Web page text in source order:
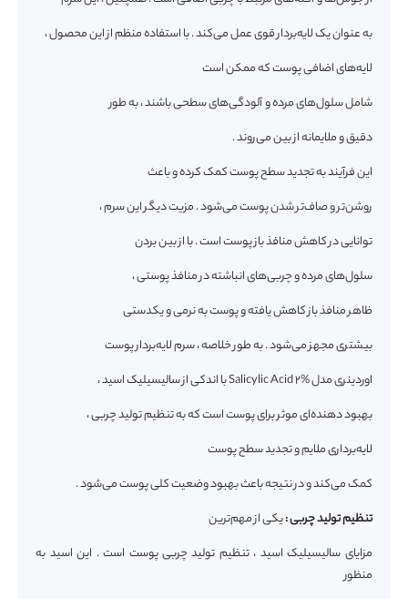
به عنوان یک لایه‌بردار قوی عمل می‌کند . با استفاده منظم از این محصول ،
لایه‌های اضافی پوست که ممکن است
شامل سلول‌های مرده و آلودگی‌های سطحی باشند ، به طور
دقیق و ملایمانه از بین می‌روند .
این فرآیند به تجدید سطح پوست کمک کرده و باعث
روشن‌تر و صاف‌تر شدن پوست می‌شود . مزیت دیگر این سرم ،
توانایی در کاهش منافذ باز پوست است . با از بین بردن
سلول‌های مرده و چربی‌های انباشته در منافذ پوستی ،
ظاهر منافذ باز کاهش یافته و پوست به نرمی و یکدستی
بیشتری مجهز می‌شود . به طور خلاصه ، سرم لایه‌بردار پوست
اوردینری مدل Salicylic Acid 2% با اندکی از سالیسیلیک اسید ،
بهبود‌ دهنده‌ای موثر برای پوست است که به تنظیم تولید چربی ،
لایه‌برداری ملایم و تجدید سطح پوست
کمک می‌کند و در نتیجه باعث بهبود وضعیت کلی پوست می‌شود .
تنظیم تولید چربی :یکی از مهم‌ترین
مزایای سالیسیلیک اسید ، تنظیم تولید چربی پوست است . این اسید به
منظور